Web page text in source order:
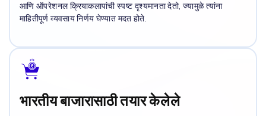
आणि ऑपरेशनल क्रियाकलापांची स्पष्ट दृश्यमानता देतो, ज्यामुळे त्यांना
माहितीपूर्ण व्यवसाय निर्णय घेण्यात मदत होते.
भारतीय बाजारासाठी तयार केलेले